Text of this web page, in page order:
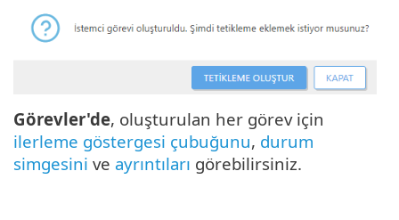
Görevler'de, oluşturulan her görev için
ilerleme göstergesi çubuğunu, durum
simgesini ve ayrıntıları görebilirsiniz.